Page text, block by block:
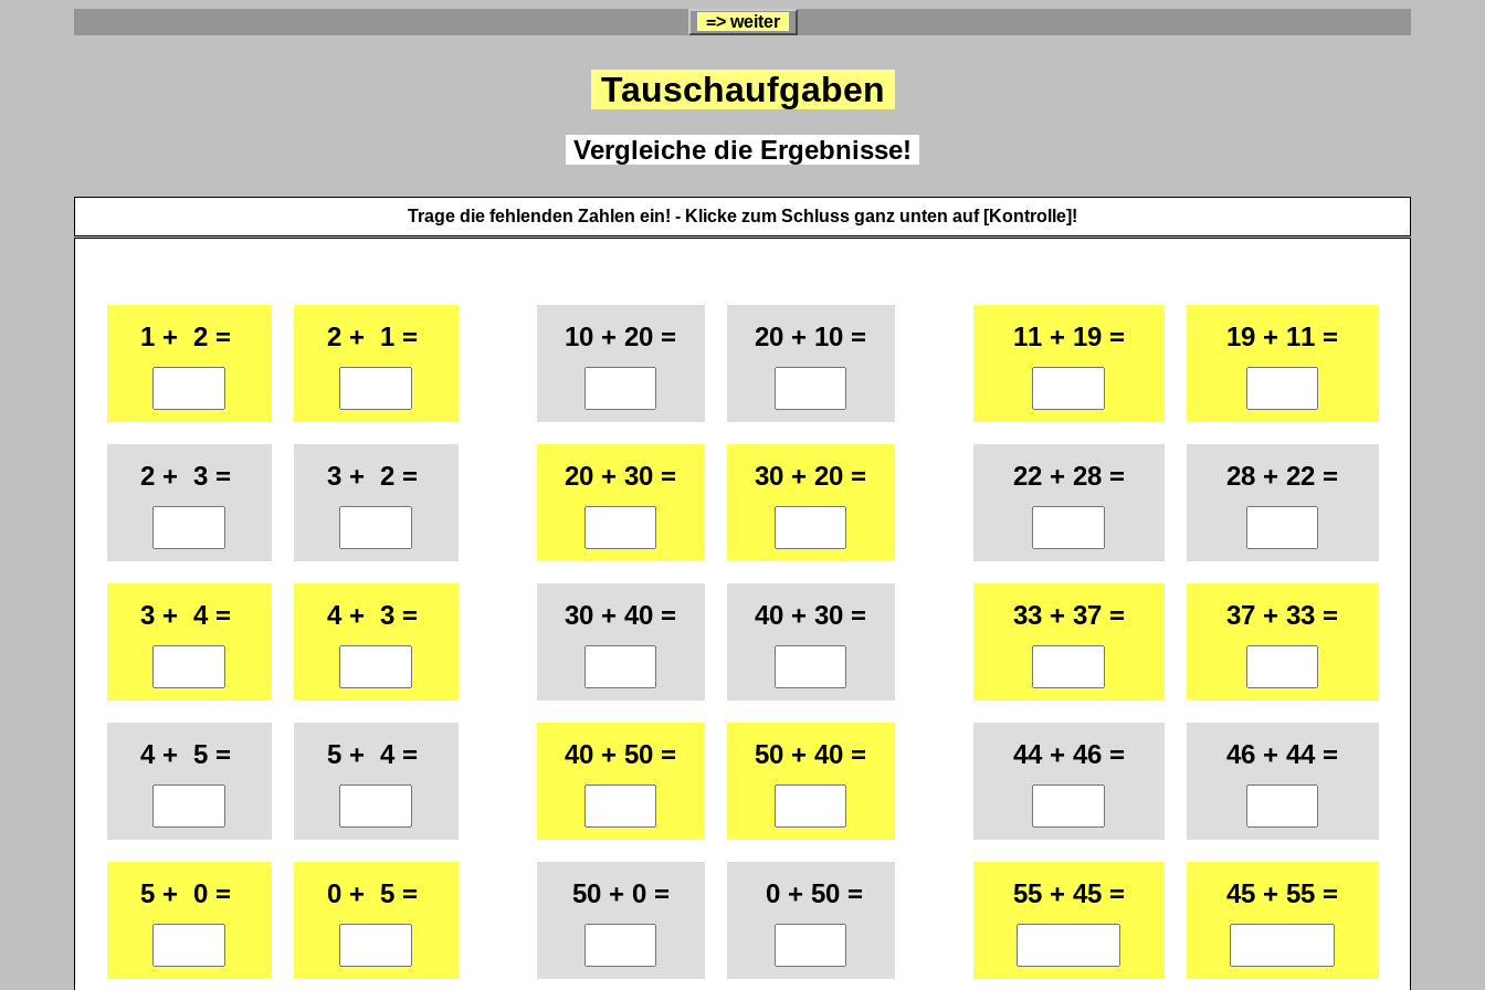
=> weiter
Tauschaufgaben
Vergleiche die Ergebnisse!
Trage die fehlenden Zahlen ein! - Klicke zum Schluss ganz unten auf [Kontrolle]!
1 + 2 = 2 + 1 = 10 + 20 = 20 + 10 = 11 + 19 = 19 + 11 =
2 + 3 = 3 + 2 = 20 + 30 = 30 + 20 = 22 + 28 = 28 + 22 =
3 + 4 = 4 + 3 = 30 + 40 = 40 + 30 = 33 + 37 = 37 + 33 =
4 + 5 = 5 + 4 = 40 + 50 = 50 + 40 = 44 + 46 = 46 + 44 =
5 + 0 = 0 + 5 = 50 + 0 = 0 + 50 = 55 + 45 = 45 + 55 =